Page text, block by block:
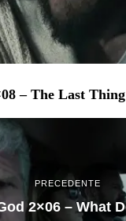
– The Last
PRECEDENTE
2×06 – What